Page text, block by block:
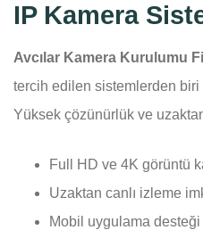
IP Kamera
Avcılar Kamera Kurulumu
tercih edilen sistemlerden
Yüksek çözünürlük ve
Full HD ve 4K görüntü
Uzaktan canlı izleme
Mobil uygulama desteği